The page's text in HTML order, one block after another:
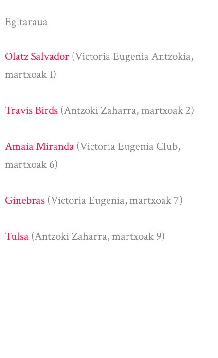
Egitaraua
Olatz Salvador (Victoria Eugenia Antzokia,
martxoak 1)
Travis Birds (Antzoki Zaharra, martxoak 2)
Amaia Miranda (Victoria Eugenia Club,
martxoak 6)
Ginebras (Victoria Eugenia, martxoak 7)
Tulsa (Antzoki Zaharra, martxoak 9)